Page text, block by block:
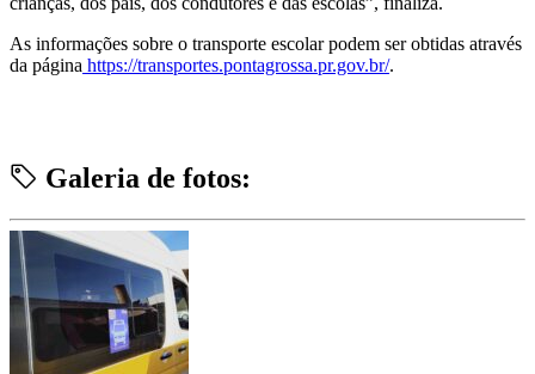
As informações sobre o transporte escolar podem ser obtidas através
da página https://transportes.pontagrossa.pr.gov.br/.
Galeria de fotos: